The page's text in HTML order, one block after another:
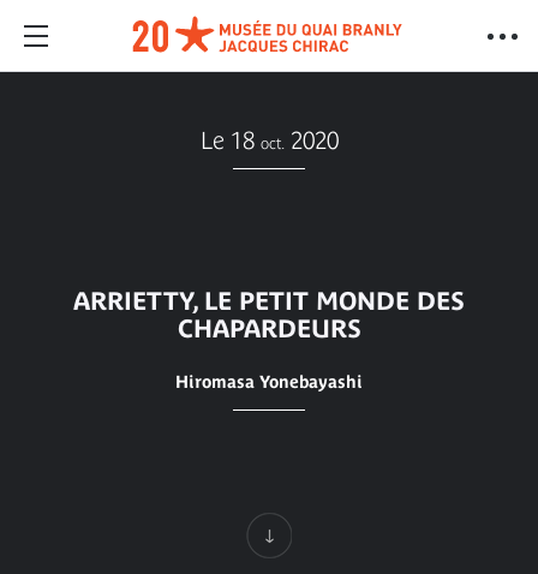
Le 18 oct. 2020
ARRIETTY, LE PETIT MONDE DES
CHAPARDEURS
Hiromasa Yonebayashi